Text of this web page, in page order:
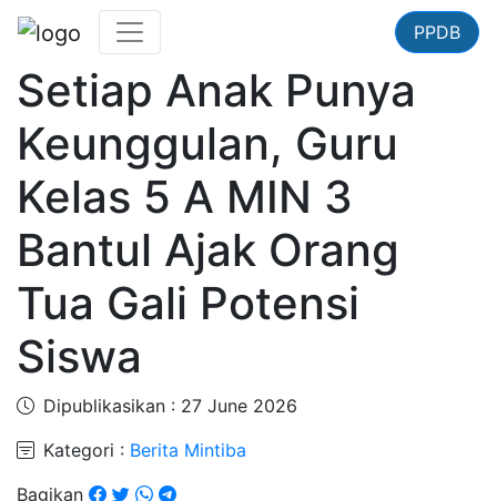
PPDB
Setiap Anak Punya
Keunggulan, Guru
Kelas 5 A MIN 3
Bantul Ajak Orang
Tua Gali Potensi
Siswa
Dipublikasikan : 27 June 2026
Kategori : Berita Mintiba
Bagikan